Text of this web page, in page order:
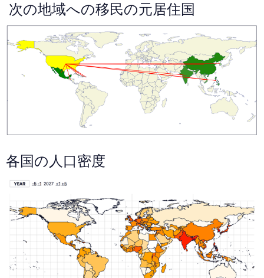
次の地域への移民の元居住国
各国の人口密度